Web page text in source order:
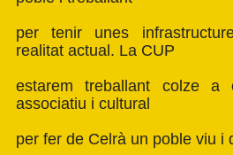
per tenir unes
realitat actual. La CUP
estarem treballant colze
associatiu i cultural
per fer de Celrà un poble viu i